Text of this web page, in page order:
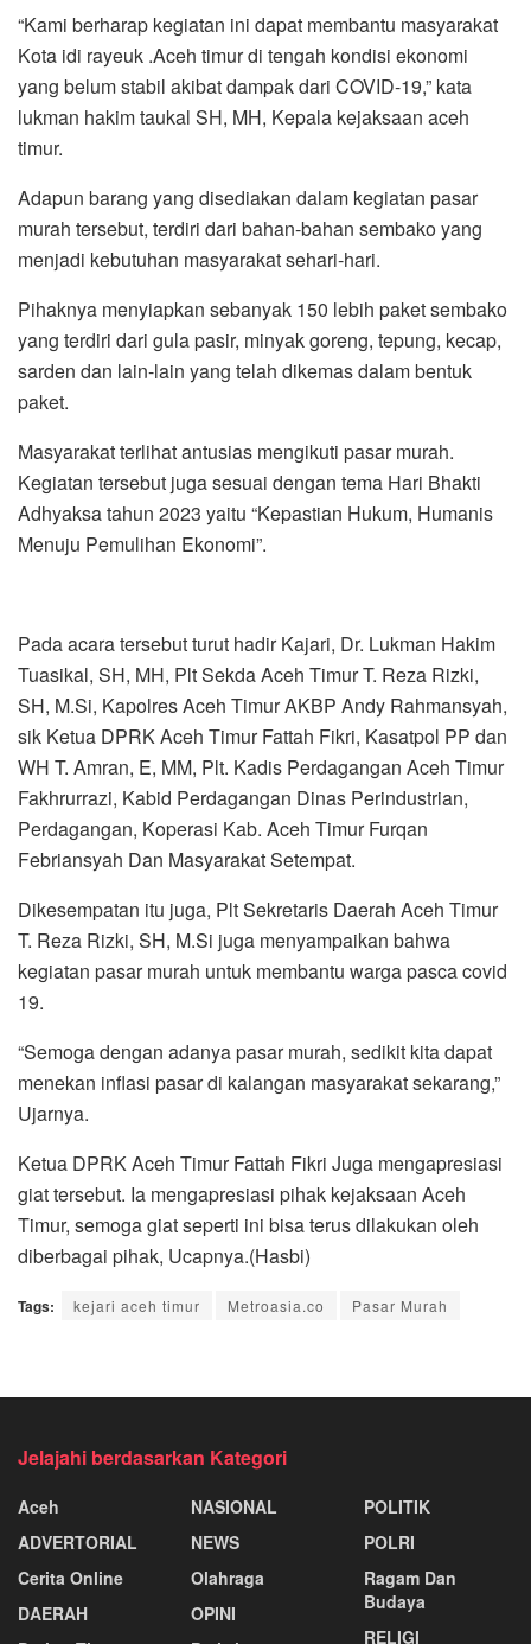
“Kami berharap kegiatan ini dapat membantu masyarakat
Kota idi rayeuk .Aceh timur di tengah kondisi ekonomi
yang belum stabil akibat dampak dari COVID-19,” kata
lukman hakim taukal SH, MH, Kepala kejaksaan aceh
timur.
Adapun barang yang disediakan dalam kegiatan pasar
murah tersebut, terdiri dari bahan-bahan sembako yang
menjadi kebutuhan masyarakat sehari-hari.
Pihaknya menyiapkan sebanyak 150 lebih paket sembako
yang terdiri dari gula pasir, minyak goreng, tepung, kecap,
sarden dan lain-lain yang telah dikemas dalam bentuk
paket.
Masyarakat terlihat antusias mengikuti pasar murah.
Kegiatan tersebut juga sesuai dengan tema Hari Bhakti
Adhyaksa tahun 2023 yaitu “Kepastian Hukum, Humanis
Menuju Pemulihan Ekonomi”.
Pada acara tersebut turut hadir Kajari, Dr. Lukman Hakim
Tuasikal, SH, MH, Plt Sekda Aceh Timur T. Reza Rizki,
SH, M.Si, Kapolres Aceh Timur AKBP Andy Rahmansyah,
sik Ketua DPRK Aceh Timur Fattah Fikri, Kasatpol PP dan
WH T. Amran, E, MM, Plt. Kadis Perdagangan Aceh Timur
Fakhrurrazi, Kabid Perdagangan Dinas Perindustrian,
Perdagangan, Koperasi Kab. Aceh Timur Furqan
Febriansyah Dan Masyarakat Setempat.
Dikesempatan itu juga, Plt Sekretaris Daerah Aceh Timur
T. Reza Rizki, SH, M.Si juga menyampaikan bahwa
kegiatan pasar murah untuk membantu warga pasca covid
19.
“Semoga dengan adanya pasar murah, sedikit kita dapat
menekan inflasi pasar di kalangan masyarakat sekarang,”
Ujarnya.
Ketua DPRK Aceh Timur Fattah Fikri Juga mengapresiasi
giat tersebut. Ia mengapresiasi pihak kejaksaan Aceh
Timur, semoga giat seperti ini bisa terus dilakukan oleh
diberbagai pihak, Ucapnya.(Hasbi)
Tags: kejari aceh timur Metroasia.co Pasar Murah
Jelajahi berdasarkan Kategori
Aceh
ADVERTORIAL
Cerita Online
DAERAH
NASIONAL
NEWS
Olahraga
OPINI
POLITIK
POLRI
Ragam Dan
Budaya
RELIGI